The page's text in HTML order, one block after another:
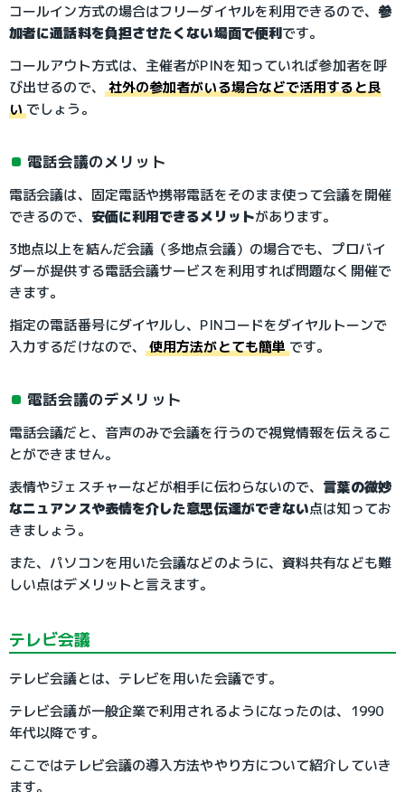
コールイン方式の場合はフリーダイヤルを利用できるので、 参
加者に通話料を負担させたくない場面で便利です。
コールアウト方式は、主催者がPINを知っていれば参加者を呼
び出せるので、
社外の参加者がいる場合などで活用すると良
い でしょう。
電話会議のメリット
電話会議は、固定電話や携帯電話をそのまま使って会議を開催
できるので、 安価に利用できるメリットがあります。
3地点以上を結んだ会議（多地点会議）の場合でも、プロバイ
ダーが提供する電話会議サービスを利用すれば問題なく開催で
きます。
指定の電話番号にダイヤルし、PINコードをダイヤルトーンで
入力するだけなので、
使用方法がとても簡単 です。
電話会議のデメリット
電話会議だと、音声のみで会議を行うので視覚情報を伝えるこ
とができません。
表情やジェスチャーなどが相手に伝わらないので、 言葉の微妙
なニュアンスや表情を介した意思伝達ができない点は知ってお
きましょう。
また、パソコンを用いた会議などのように、資料共有なども難
しい点はデメリットと言えます。
テレビ会議
テレビ会議とは、テレビを用いた会議です。
テレビ会議が一般企業で利用されるようになったのは、1990
年代以降です。
ここではテレビ会議の導入方法ややり方について紹介していき
ます。